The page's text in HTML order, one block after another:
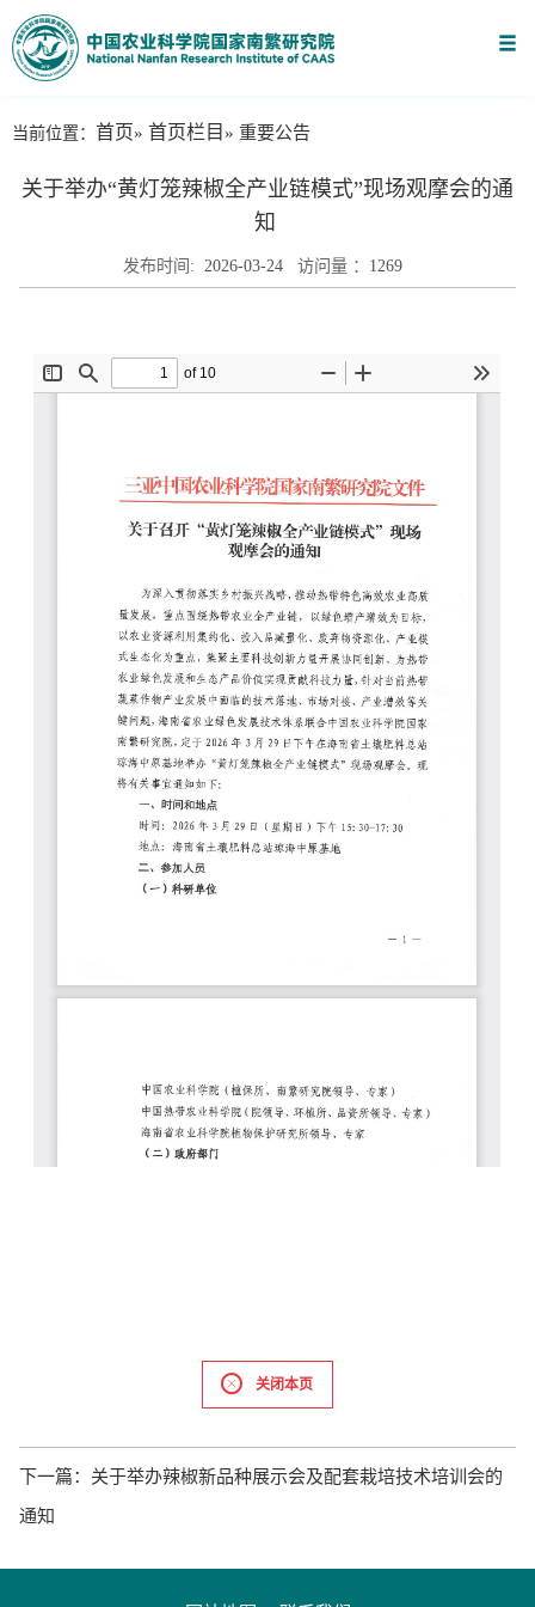
当前位置： 首页» 首页栏目» 重要公告
关于举办“黄灯笼辣椒全产业链模式”现场观摩会的通
知
发布时间: 2026-03-24 访问量 ： 1269
关闭本页
下一篇： 关于举办辣椒新品种展示会及配套栽培技术培训会的
通知